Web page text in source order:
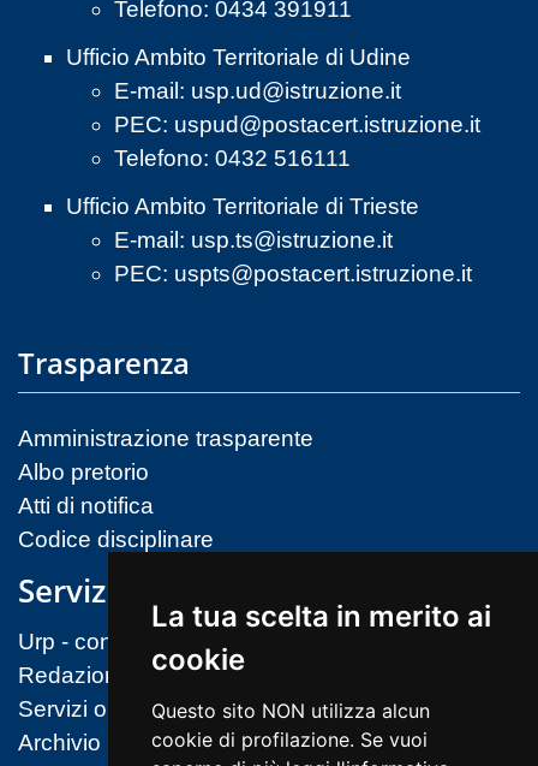
La tua scelta in merito ai
cookie
Questo sito NON utilizza alcun
cookie di profilazione. Se vuoi
Telefono: 0434 391911
Ufficio Ambito Territoriale di Udine
E-mail: usp.ud@istruzione.it
PEC: uspud@postacert.istruzione.it
Telefono: 0432 516111
Ufficio Ambito Territoriale di Trieste
E-mail: usp.ts@istruzione.it
PEC: uspts@postacert.istruzione.it
Trasparenza
Amministrazione trasparente
Albo pretorio
Atti di notifica
Codice disciplinare
Servizi
Urp - contatti
Redazione sito
Servizi on-line (MIM)
Archivio